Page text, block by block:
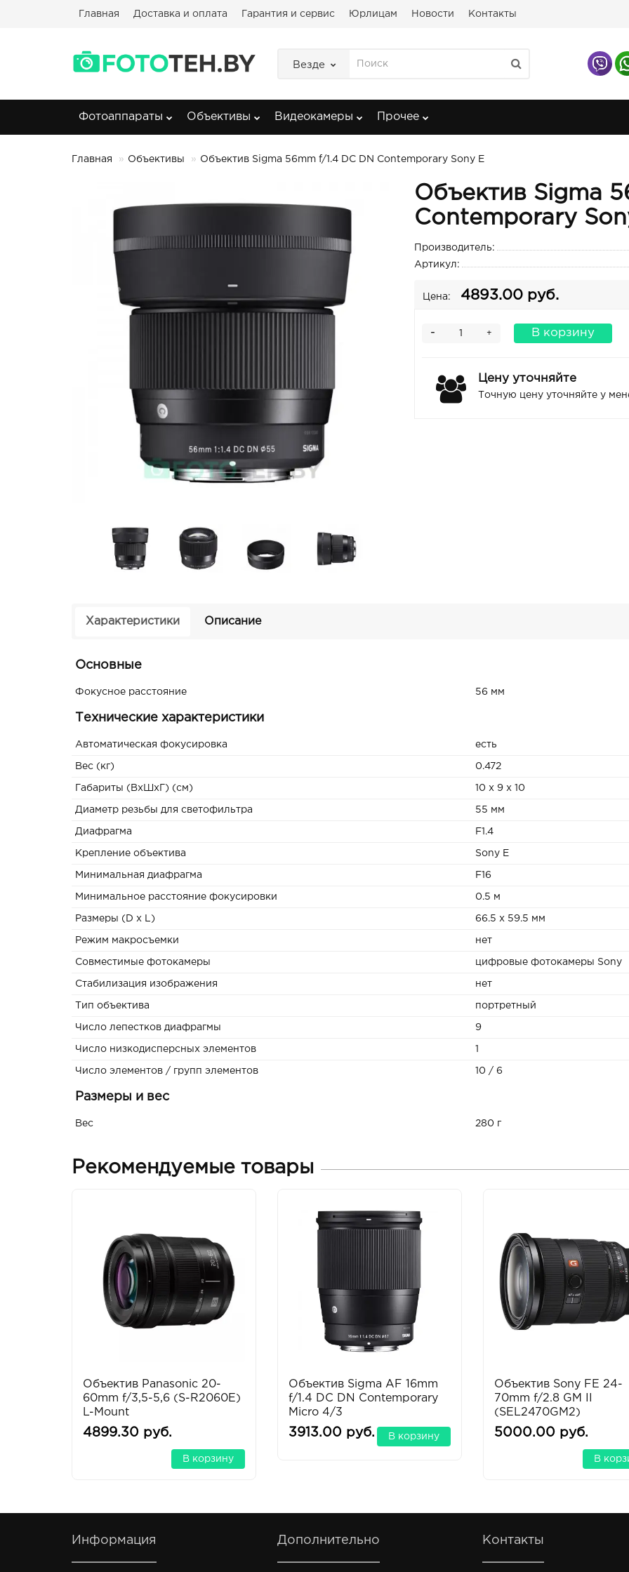
Главная Доставка и оплата Гарантия и сервис Юрлицам Новости Контакты
Везде
Фотоаппараты Объективы Видеокамеры Прочее
Главная Объективы Объектив Sigma 56mm f/1.4 DC DN Contemporary Sony E
Объектив Sigma
Contemporary
Производитель:
Артикул:
Цена: 4893.00 руб.
+
- В корзину
Цену уточняйте
Точную цену уточняйте у
Характеристики Описание
Основные
Фокусное расстояние 56 мм
Технические характеристики
Автоматическая фокусировка есть
Вес (кг) 0.472
Габариты (ВxШxГ) (см) 10 x 9 x 10
Диаметр резьбы для светофильтра 55 мм
Диафрагма F1.4
Крепление объектива Sony E
Минимальная диафрагма F16
Минимальное расстояние фокусировки 0.5 м
Размеры (D x L) 66.5 х 59.5 мм
Режим макросъемки нет
Совместимые фотокамеры цифровые фотокамеры Sony
Стабилизация изображения нет
Тип объектива портретный
Число лепестков диафрагмы 9
Число низкодисперсных элементов
Число элементов / групп элементов 10 / 6
Размеры и вес
Вес 280 г
Рекомендуемые товары
Объектив Panasonic 20-
60mm f/3,5-5,6 (S-R2060E)
L-Mount
4899.30 руб.
В корзину
Объектив Sigma AF 16mm
f/1.4 DC DN Contemporary
Micro 4/3
3913.00 руб. В корзину
Объектив Sony FE 24-
70mm f/2.8 GM II
(SEL2470GM2)
5000.00 руб.
В
Информация Дополнительно Контакты